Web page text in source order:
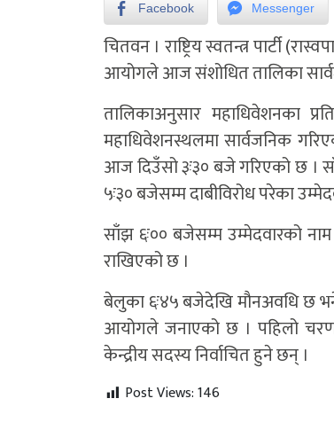
Facebook Messenger
चितवन । राष्ट्रिय स्वतन्त्र पार्टी
आयोगले आज संशोधित तालिका
तालिकाअनुसार महाधिवेशनका
महाधिवेशनस्थलमा सार्वजनिक
आज दिउँसो ३ः३० बजे गरिएको छ ।
५ः३० बजेसम्म दाबीविरोध परेका
साँझ ६ः०० बजेसम्म उम्मेदवारको
राखिएको छ ।
बेलुका ६ः४५ बजेदेखि मौनअवधि छ
आयोगले जनाएको छ । पहिलो
केन्द्रीय सदस्य निर्वाचित हुने छन् ।
Post Views:146